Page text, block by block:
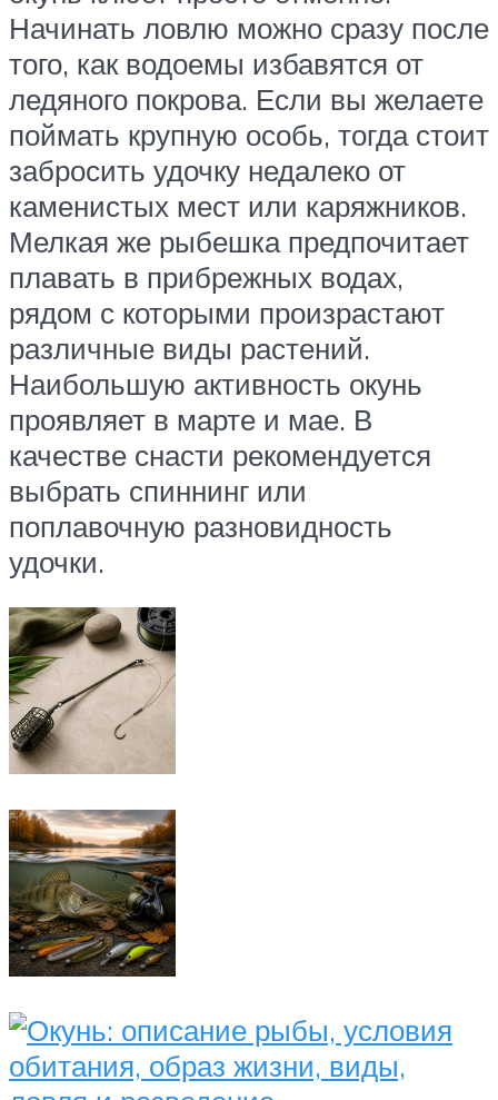
Начинать ловлю можно сразу после
того, как водоемы избавятся от
ледяного покрова. Если вы желаете
поймать крупную особь, тогда стоит
забросить удочку недалеко от
каменистых мест или каряжников.
Мелкая же рыбешка предпочитает
плавать в прибрежных водах,
рядом с которыми произрастают
различные виды растений.
Наибольшую активность окунь
проявляет в марте и мае. В
качестве снасти рекомендуется
выбрать спиннинг или
поплавочную разновидность
удочки.